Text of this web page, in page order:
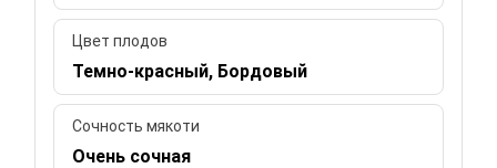
Цвет плодов
Темно-красный, Бордовый
Сочность мякоти
Очень сочная